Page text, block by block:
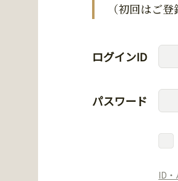
（初回はご
ログインID
パスワード
ID